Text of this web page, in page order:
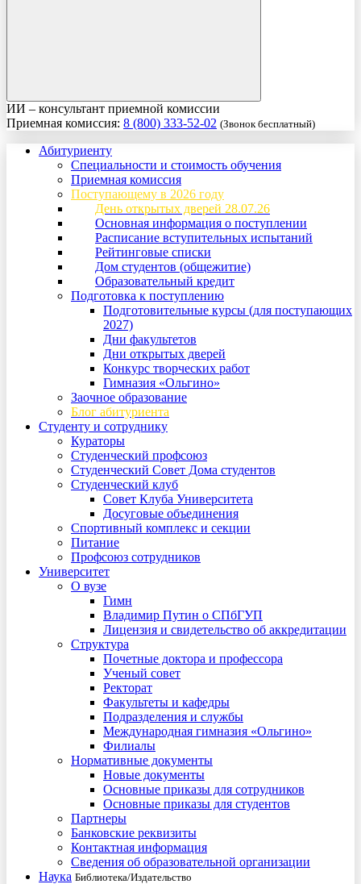
ИИ – консультант приемной комиссии
Приемная комиссия: 8 (800) 333-52-02 (Звонок бесплатный)
Абитуриенту
Специальности и стоимость обучения
Приемная комиссия
Поступающему в 2026 году
День открытых дверей 28.07.26
Основная информация о поступлении
Расписание вступительных испытаний
Рейтинговые списки
Дом студентов (общежитие)
Образовательный кредит
Подготовка к поступлению
Подготовительные курсы (для поступающих
2027)
Дни факультетов
Дни открытых дверей
Конкурс творческих работ
Гимназия «Ольгино»
Заочное образование
Блог абитуриента
Студенту и сотруднику
Кураторы
Студенческий профсоюз
Студенческий Совет Дома студентов
Студенческий клуб
Совет Клуба Университета
Досуговые объединения
Спортивный комплекс и секции
Питание
Профсоюз сотрудников
Университет
О вузе
Гимн
Владимир Путин о СПбГУП
Лицензия и свидетельство об аккредитации
Структура
Почетные доктора и профессора
Ученый совет
Ректорат
Факультеты и кафедры
Подразделения и службы
Международная гимназия «Ольгино»
Филиалы
Нормативные документы
Новые документы
Основные приказы для сотрудников
Основные приказы для студентов
Партнеры
Банковские реквизиты
Контактная информация
Сведения об образовательной организации
Наука Библиотека/Издательство